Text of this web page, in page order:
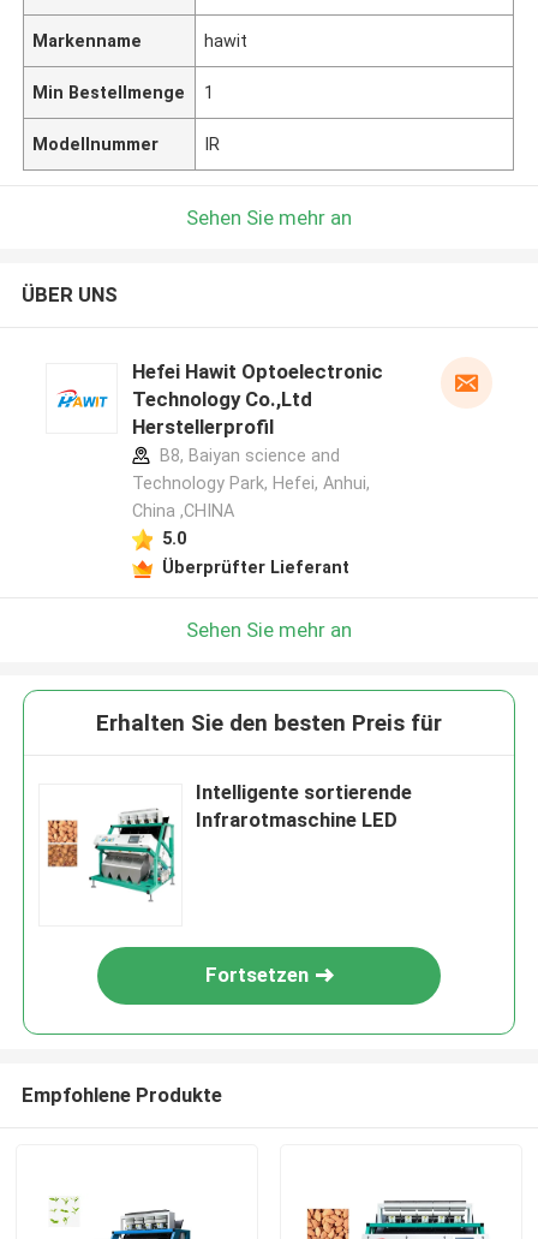
Markenname hawit
Min Bestellmenge 1
Modellnummer IR
Sehen Sie mehr an
ÜBER UNS
Hefei Hawit Optoelectronic
Technology Co.,Ltd
Herstellerprofil
B8, Baiyan science and
Technology Park, Hefei, Anhui,
China ,CHINA
5.0
Überprüfter Lieferant
Sehen Sie mehr an
Erhalten Sie den besten Preis für
Intelligente sortierende
Infrarotmaschine LED
Fortsetzen
Empfohlene Produkte